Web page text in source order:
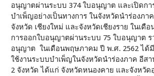
อนุญาตผ่านระบบ 374 ใบอนุญาต และเปิดกา
บำเพ็ญอย่างเป็นทางการ ในจังหวัดนำร่องภา
จังหวัด เชียงใหม่ และจังหวัดเชียงราย ในเดื
การออกใบอนุญาตผ่านระบบ 75 ใบอนุญาต ร
อนุญาต ในเดือนพฤษภาคม ปี พ.ศ. 2562 ได้
ใช้งานระบบบำเพ็ญในจังหวัดนำร่องภาค อีส
2 จังหวัด ได้แก่ จังหวัดหนองคาย และจังหวัด